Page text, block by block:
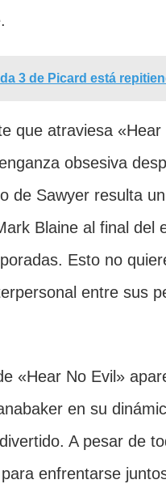
3 de Picard está
que atraviesa
obsesiva
de Sawyer resulta
Blaine al final del
Esto no
entre sus
«Hear No Evil»
en su
A pesar de
enfrentarse